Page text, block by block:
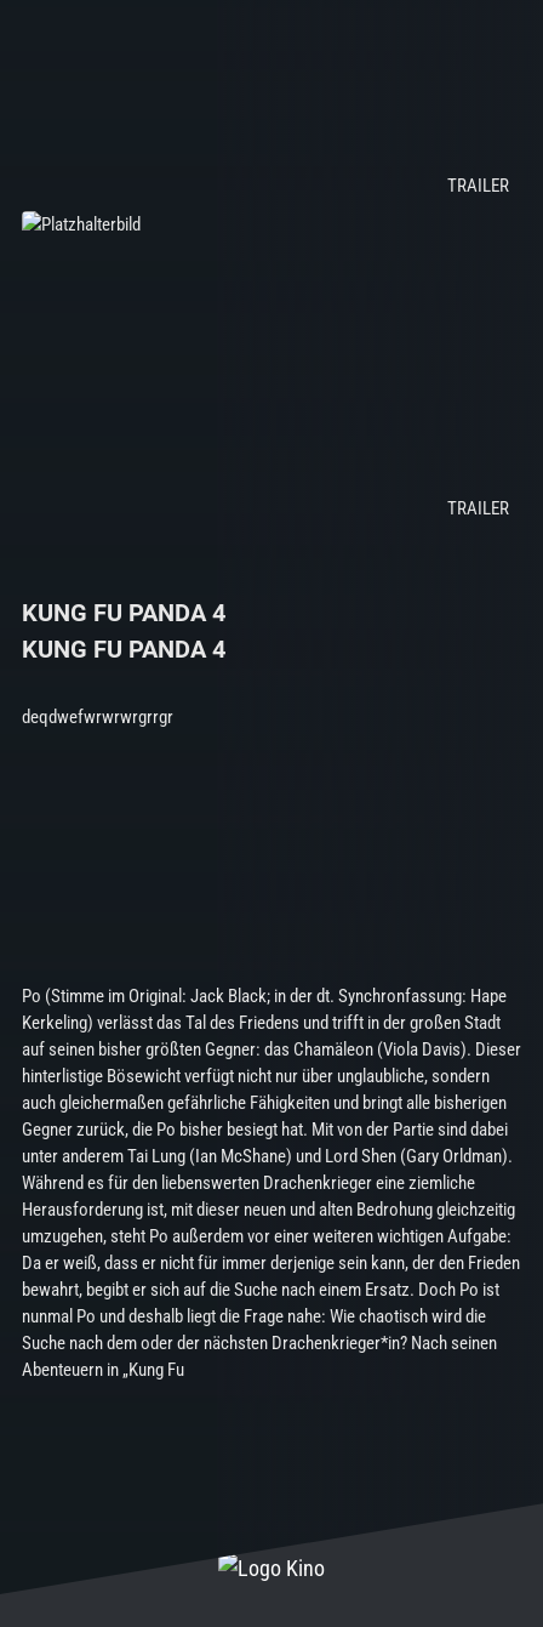
KUNG FU PANDA 4
KUNG FU PANDA 4
deqdwefwrwrwrgrrgr
Po (Stimme im Original: Jack Black; in der dt. Synchronfassung: Hape
Kerkeling) verlässt das Tal des Friedens und trifft in der großen Stadt
auf seinen bisher größten Gegner: das Chamäleon (Viola Davis). Dieser
hinterlistige Bösewicht verfügt nicht nur über unglaubliche, sondern
auch gleichermaßen gefährliche Fähigkeiten und bringt alle bisherigen
Gegner zurück, die Po bisher besiegt hat. Mit von der Partie sind dabei
unter anderem Tai Lung (Ian McShane) und Lord Shen (Gary Orldman).
Während es für den liebenswerten Drachenkrieger eine ziemliche
Herausforderung ist, mit dieser neuen und alten Bedrohung gleichzeitig
umzugehen, steht Po außerdem vor einer weiteren wichtigen Aufgabe:
Da er weiß, dass er nicht für immer derjenige sein kann, der den Frieden
bewahrt, begibt er sich auf die Suche nach einem Ersatz. Doch Po ist
nunmal Po und deshalb liegt die Frage nahe: Wie chaotisch wird die
Suche nach dem oder der nächsten Drachenkrieger*in? Nach seinen
Abenteuern in „Kung Fu